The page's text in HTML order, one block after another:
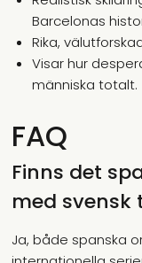
Barcelonas
Rika,
Visar hur
människa totalt.
FAQ
Finns det
med svensk
Ja, både spanska